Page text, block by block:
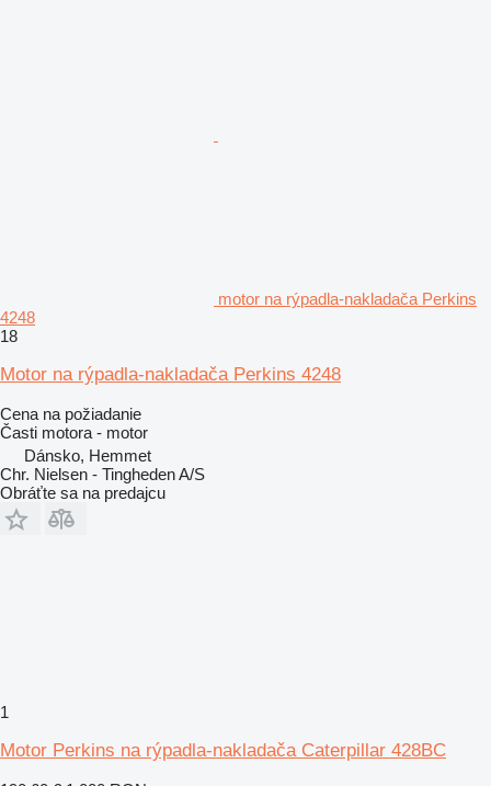
motor na rýpadla-nakladača Perkins
4248
18
Motor na rýpadla-nakladača Perkins 4248
Cena na požiadanie
Časti motora - motor
Dánsko, Hemmet
Chr. Nielsen - Tingheden A/S
Obráťte sa na predajcu
1
Motor Perkins na rýpadla-nakladača Caterpillar 428BC